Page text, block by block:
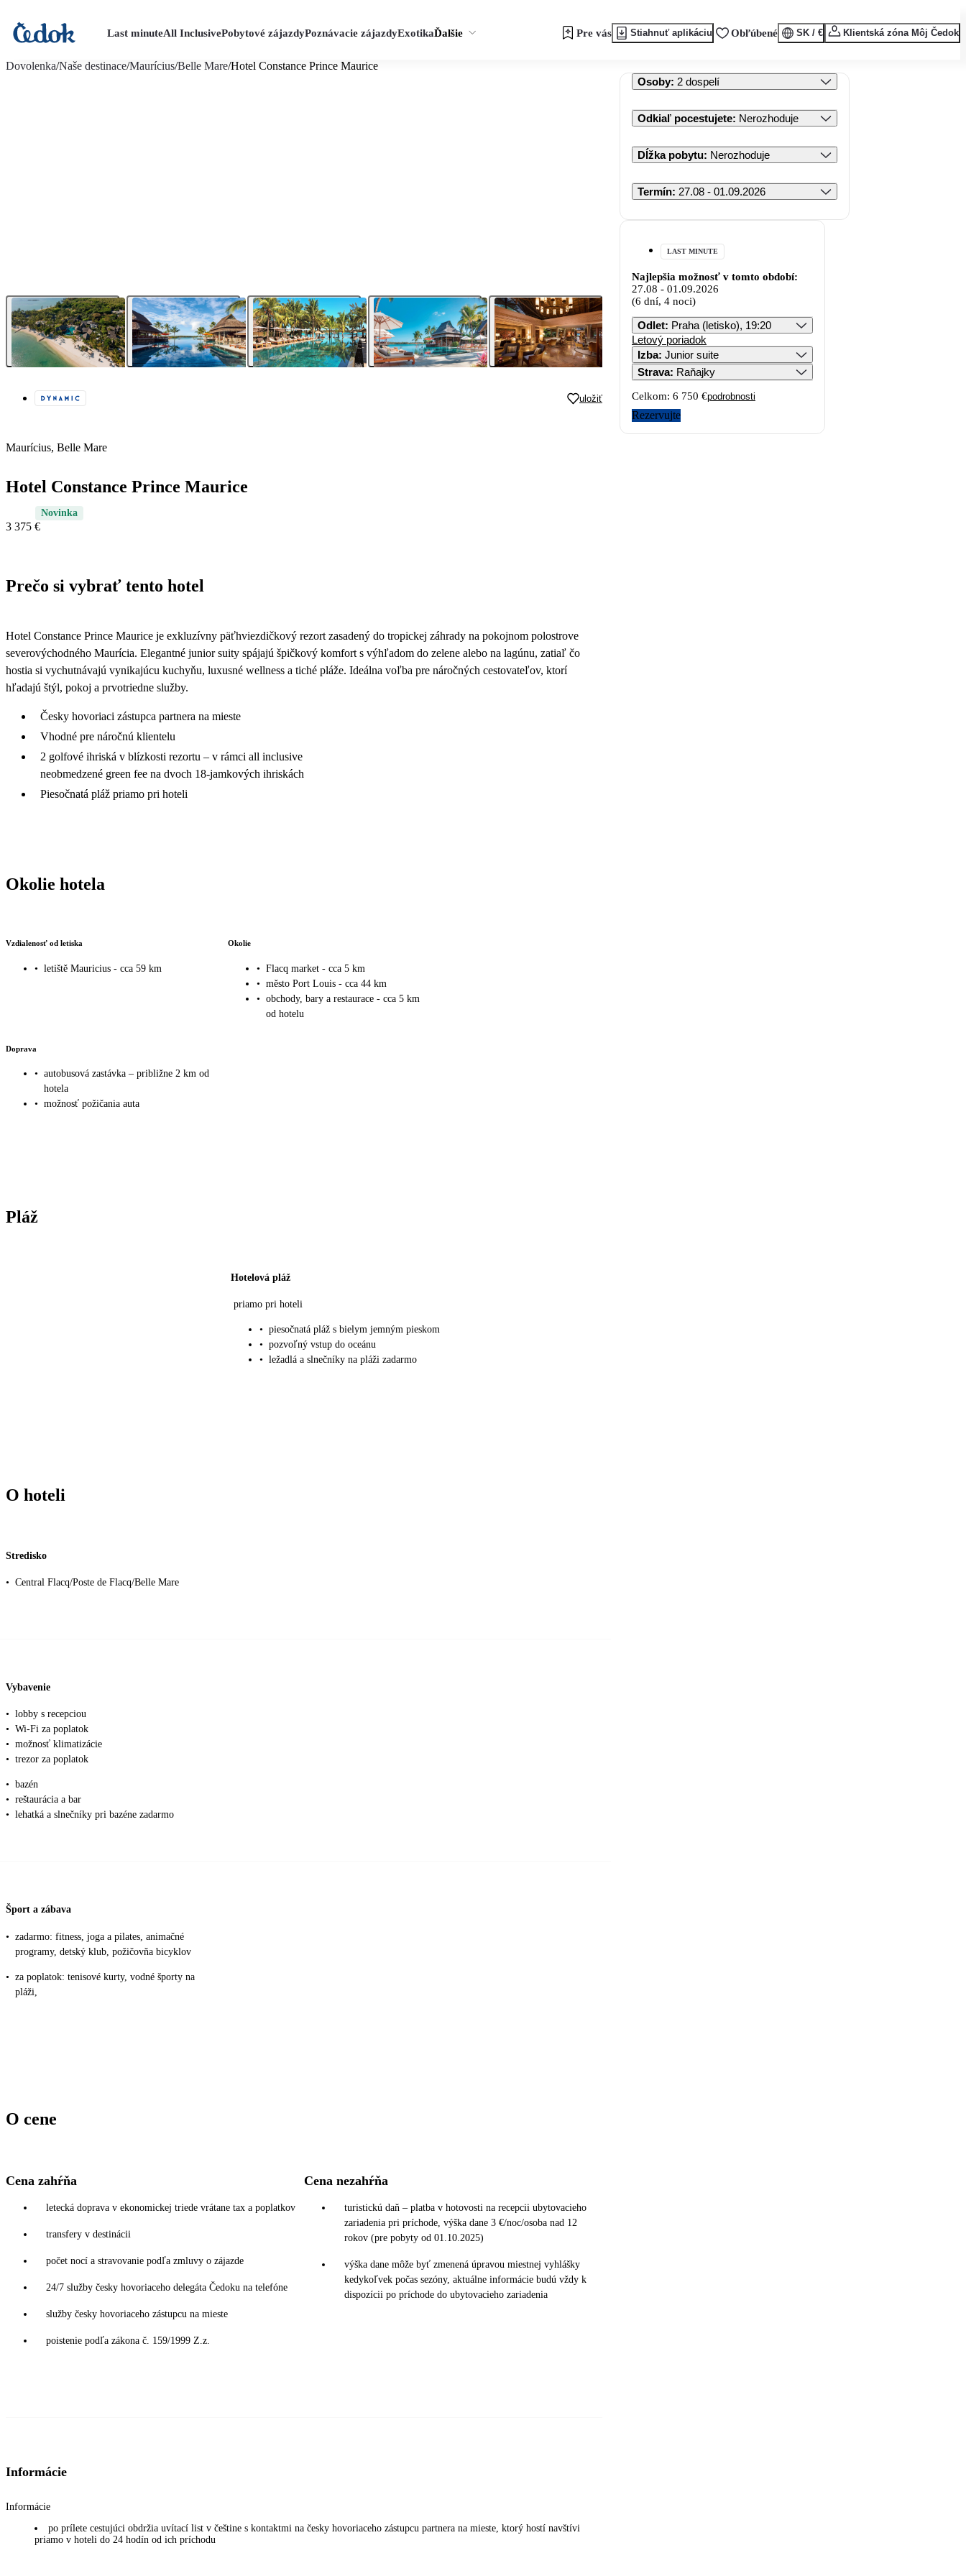
Last minuteAll InclusivePobytové zájazdyPoznávacie zájazdyExotikaĎalšie Pre vás Stiahnuť aplikáciu Obľúbené SK / € Klientská zóna Môj Čedok
Dovolenka/Naše destinace/Maurícius/Belle Mare/Hotel Constance Prince Maurice
uložiť
Maurícius, Belle Mare
Hotel Constance Prince Maurice
Novinka
3 375 €
Prečo si vybrať tento hotel
Hotel Constance Prince Maurice je exkluzívny päťhviezdičkový rezort zasadený do tropickej záhrady na pokojnom polostrove
severovýchodného Maurícia. Elegantné junior suity spájajú špičkový komfort s výhľadom do zelene alebo na lagúnu, zatiaľ čo
hostia si vychutnávajú vynikajúcu kuchyňu, luxusné wellness a tiché pláže. Ideálna voľba pre náročných cestovateľov, ktorí
hľadajú štýl, pokoj a prvotriedne služby.
Česky hovoriaci zástupca partnera na mieste
Vhodné pre náročnú klientelu
2 golfové ihriská v blízkosti rezortu – v rámci all inclusive
neobmedzené green fee na dvoch 18-jamkových ihriskách
Piesočnatá pláž priamo pri hoteli
Okolie hotela
Vzdialenosť od letiska
• letiště Mauricius - cca 59 km
Okolie
• Flacq market - cca 5 km
• město Port Louis - cca 44 km
• obchody, bary a restaurace - cca 5 km
od hotelu
Doprava
• autobusová zastávka – približne 2 km od
hotela
• možnosť požičania auta
Pláž
Hotelová pláž
priamo pri hoteli
• piesočnatá pláž s bielym jemným pieskom
• pozvoľný vstup do oceánu
• ležadlá a slnečníky na pláži zadarmo
O hoteli
Stredisko
• Central Flacq/Poste de Flacq/Belle Mare
Vybavenie
• lobby s recepciou
• Wi-Fi za poplatok
• možnosť klimatizácie
• trezor za poplatok
• bazén
• reštaurácia a bar
• lehatká a slnečníky pri bazéne zadarmo
Šport a zábava
• zadarmo: fitness, joga a pilates, animačné
programy, detský klub, požičovňa bicyklov
• za poplatok: tenisové kurty, vodné športy na
pláži,
O cene
Cena zahŕňa
letecká doprava v ekonomickej triede vrátane tax a poplatkov
transfery v destinácii
počet nocí a stravovanie podľa zmluvy o zájazde
24/7 služby česky hovoriaceho delegáta Čedoku na telefóne
služby česky hovoriaceho zástupcu na mieste
poistenie podľa zákona č. 159/1999 Z.z.
Cena nezahŕňa
turistickú daň – platba v hotovosti na recepcii ubytovacieho
zariadenia pri príchode, výška dane 3 €/noc/osoba nad 12
rokov (pre pobyty od 01.10.2025)
výška dane môže byť zmenená úpravou miestnej vyhlášky
kedykoľvek počas sezóny, aktuálne informácie budú vždy k
dispozícii po príchode do ubytovacieho zariadenia
Informácie
Informácie
po prílete cestujúci obdržia uvítací list v češtine s kontaktmi na česky hovoriaceho zástupcu partnera na mieste, ktorý hostí navštívi
priamo v hoteli do 24 hodín od ich príchodu
Osoby: 2 dospelí
Odkiaľ pocestujete: Nerozhoduje
Dĺžka pobytu: Nerozhoduje
Termín: 27.08 - 01.09.2026
LAST MINUTE
Najlepšia možnosť v tomto období:
27.08 - 01.09.2026
(6 dní, 4 noci)
Odlet: Praha (letisko), 19:20
Letový poriadok
Izba: Junior suite
Strava: Raňajky
Celkom: 6 750 €podrobnosti
Rezervujte